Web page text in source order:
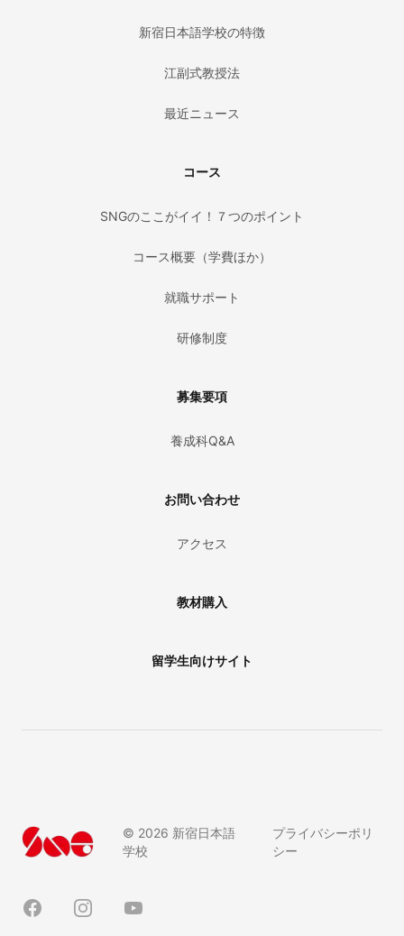
新宿日本語学校の特徴
江副式教授法
最近ニュース
コース
SNGのここがイイ！７つのポイント
コース概要（学費ほか）
就職サポート
研修制度
募集要項
養成科Q&A
お問い合わせ
アクセス
教材購入
留学生向けサイト
© 2026 新宿日本語
学校
プライバシーポリ
シー
FacebookInstagramYouTube